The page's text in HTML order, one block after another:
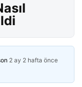
2 ay 2 hafta önce